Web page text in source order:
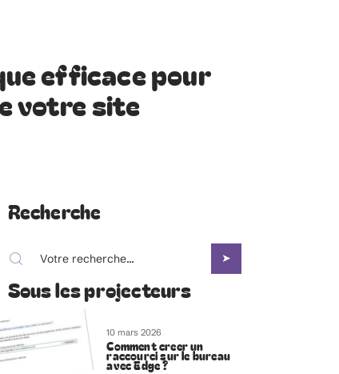
efficace pour
votre site
Recherche
Sous les projecteurs
10 mars 2026
Comment creer un
raccourci sur le bureau
avec Edge ?